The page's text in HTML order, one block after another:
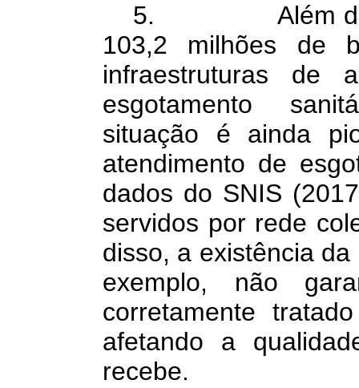
5. Além disso,
103,2 milhões de
infraestruturas de
esgotamento
situação é ainda
atendimento de
dados do SNIS
servidos por rede
disso, a existência
exemplo, não
corretamente
afetando a
recebe.